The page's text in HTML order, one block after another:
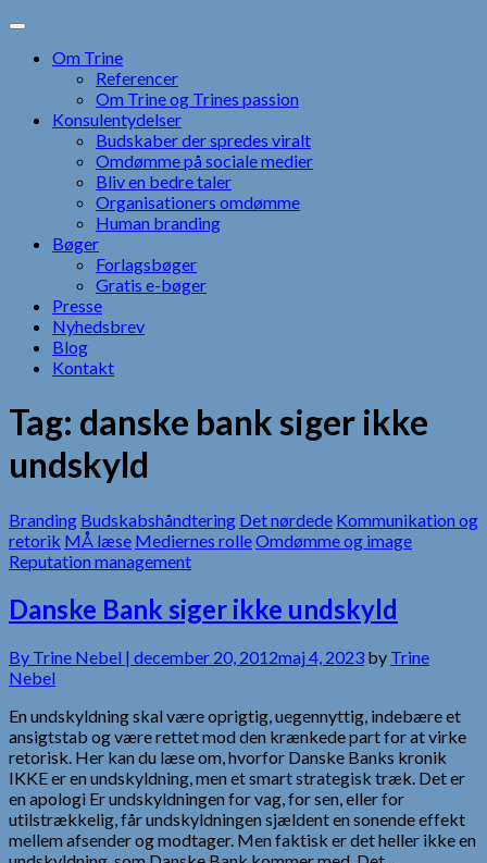
Skip
contentOm Trine
Referencer
Om Trine og Trines passion
Konsulentydelser
Budskaber der spredes viralt
Omdømme på sociale medier
Bliv en bedre taler
Organisationers omdømme
Human branding
Bøger
Forlagsbøger
Gratis e-bøger
Presse
Nyhedsbrev
Blog
Kontakt
Tag: danske bank siger ikke
undskyld
Branding Budskabshåndtering Det nørdede Kommunikation og
retorik MÅ læse Mediernes rolleOmdømme og image
Reputation management
Danske Bank siger ikke undskyld
By Trine Nebel | december 20, 2012maj 4, 2023 by Trine
Nebel
En undskyldning skal være oprigtig, uegennyttig, indebære et
ansigtstab og være rettet mod den krænkede part for at virke
retorisk. Her kan du læse om, hvorfor Danske Banks kronik
IKKE er en undskyldning, men et smart strategisk træk. Det er
en apologi Er undskyldningen for vag, for sen, eller for
utilstrækkelig, får undskyldningen sjældent en sonende effekt
mellem afsender og modtager. Men faktisk er det heller ikke en